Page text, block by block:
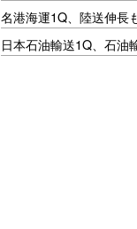
名港海運1Q、陸送伸長
日本石油輸送1Q、石油